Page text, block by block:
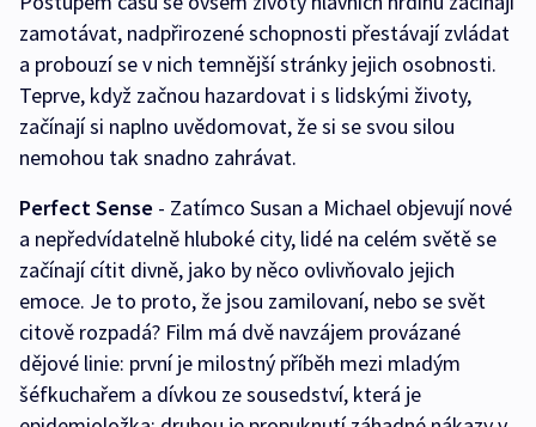
zamotávat, nadpřirozené schopnosti přestávají zvládat
a probouzí se v nich temnější stránky jejich osobnosti.
Teprve, když začnou hazardovat i s lidskými životy,
začínají si naplno uvědomovat, že si se svou silou
nemohou tak snadno zahrávat.
Perfect Sense - Zatímco Susan a Michael objevují nové
a nepředvídatelně hluboké city, lidé na celém světě se
začínají cítit divně, jako by něco ovlivňovalo jejich
emoce. Je to proto, že jsou zamilovaní, nebo se svět
citově rozpadá? Film má dvě navzájem provázané
dějové linie: první je milostný příběh mezi mladým
šéfkuchařem a dívkou ze sousedství, která je